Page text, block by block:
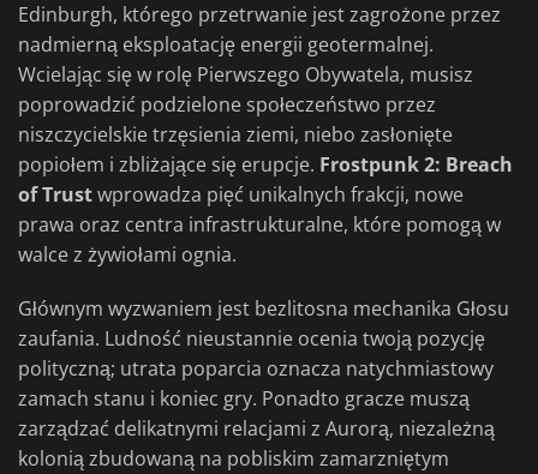
Edinburgh, którego przetrwanie jest zagrożone przez
nadmierną eksploatację energii geotermalnej.
Wcielając się w rolę Pierwszego Obywatela, musisz
poprowadzić podzielone społeczeństwo przez
niszczycielskie trzęsienia ziemi, niebo zasłonięte
popiołem i zbliżające się erupcje. Frostpunk 2: Breach
of Trustwprowadza pięć unikalnych frakcji, nowe
prawa oraz centra infrastrukturalne, które pomogą w
walce z żywiołami ognia.
Głównym wyzwaniem jest bezlitosna mechanika Głosu
zaufania. Ludność nieustannie ocenia twoją pozycję
polityczną; utrata poparcia oznacza natychmiastowy
zamach stanu i koniec gry. Ponadto gracze muszą
zarządzać delikatnymi relacjami z Aurorą, niezależną
kolonią zbudowaną na pobliskim zamarzniętym